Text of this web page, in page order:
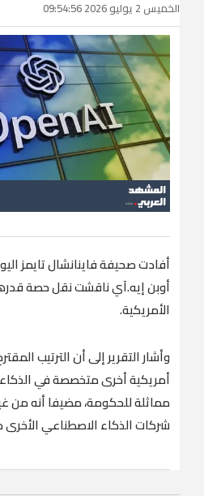
الخميس 2 يوليو 2026 09:54:56
أفادت صحيفة فاينانشال تايمز
أوبن إيه.آي ناقشت نقل حصة
‌الأمريكية.
وأشار ‌التقرير ​إلى ‌أن ⁠الترتيب
أمريكية أخرى متخصصة في
⁠مماثلة للحكومة، مضيفا ‌أنه من
شركات الذكاء الاصطناعي